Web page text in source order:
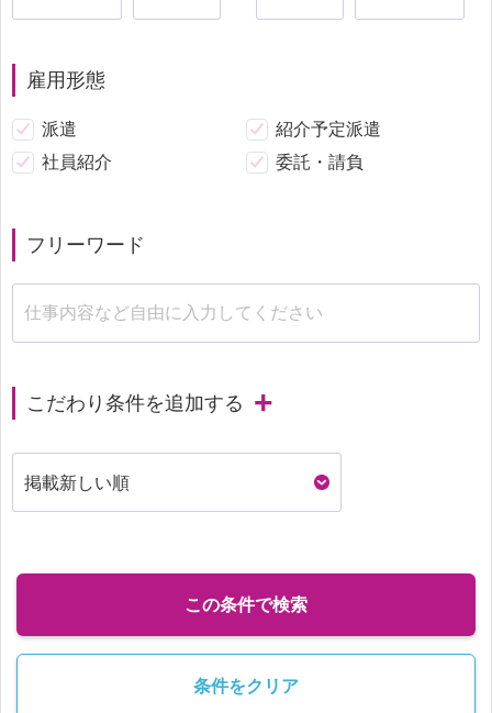
雇用形態
派遣
紹介予定派遣
社員紹介
委託・請負
フリーワード
こだわり条件を追加する
この条件で検索
条件をクリア